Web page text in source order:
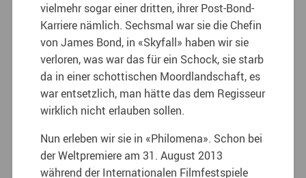
vielmehr sogar einer dritten, ihrer Post-Bond-
Karriere nämlich. Sechsmal war sie die Chefin
von James Bond, in «Skyfall» haben wir sie
verloren, was war das für ein Schock, sie starb
da in einer schottischen Moordlandschaft, es
war entsetzlich, man hätte das dem Regisseur
wirklich nicht erlauben sollen.
Nun erleben wir sie in «Philomena». Schon bei
der Weltpremiere am 31. August 2013
während der Internationalen Filmfestspiele